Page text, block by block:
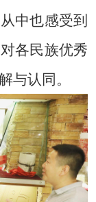
中也感受到
各民族优秀
与认同。